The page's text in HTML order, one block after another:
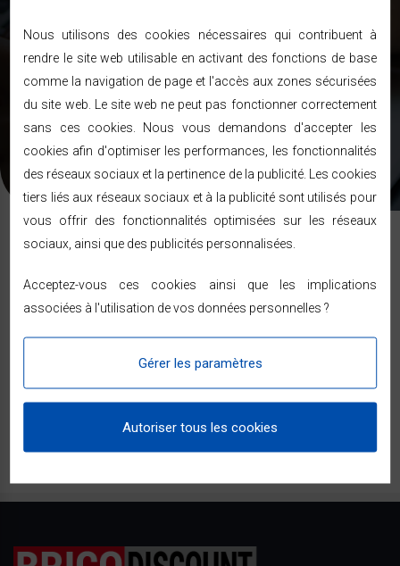
J’accepte de recevoir des newsletter
dans un fichier informatisé nécessaire pour la gestion de nos
clients et prospects. En soumettant ce formulaire, vous
cadre de votre demande de contact et de la relation commerciale
qui pourrait en découler. Pour connaitre et exercer vos droits,
Nos Marques
Nous utilisons des cookies nécessaires qui contribuent à
rendre le site web utilisable en activant des fonctions de base
comme la navigation de page et l'accès aux zones sécurisées
du site web. Le site web ne peut pas fonctionner correctement
sans ces cookies. Nous vous demandons d'accepter les
cookies afin d'optimiser les performances, les fonctionnalités
des réseaux sociaux et la pertinence de la publicité. Les cookies
tiers liés aux réseaux sociaux et à la publicité sont utilisés pour
vous offrir des fonctionnalités optimisées sur les réseaux
sociaux, ainsi que des publicités personnalisées.
Acceptez-vous ces cookies ainsi que les implications
associées à l'utilisation de vos données personnelles ?
Gérer les paramètres
Autoriser tous les cookies